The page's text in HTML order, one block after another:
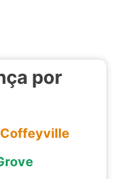
por
Coffeyville